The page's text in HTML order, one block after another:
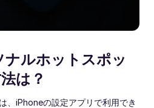
ルホットスポッ
は？
、iPhoneの設定アプリで利用でき